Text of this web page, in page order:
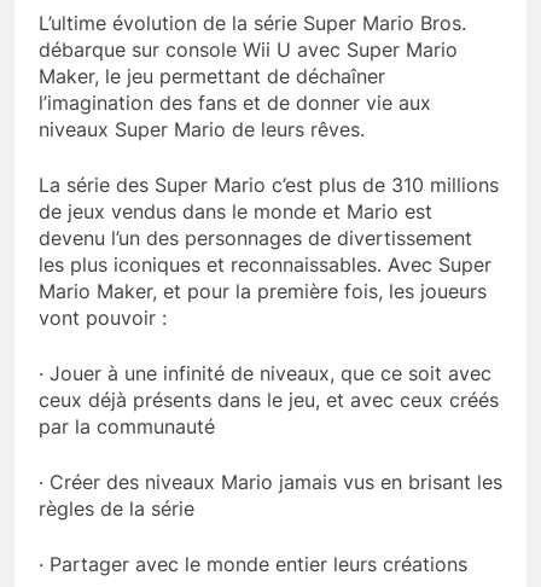
L’ultime évolution de la série Super Mario Bros.
débarque sur console Wii U avec Super Mario
Maker, le jeu permettant de déchaîner
l’imagination des fans et de donner vie aux
niveaux Super Mario de leurs rêves.
La série des Super Mario c’est plus de 310 millions
de jeux vendus dans le monde et Mario est
devenu l’un des personnages de divertissement
les plus iconiques et reconnaissables. Avec Super
Mario Maker, et pour la première fois, les joueurs
vont pouvoir :
· Jouer à une infinité de niveaux, que ce soit avec
ceux déjà présents dans le jeu, et avec ceux créés
par la communauté
· Créer des niveaux Mario jamais vus en brisant les
règles de la série
· Partager avec le monde entier leurs créations